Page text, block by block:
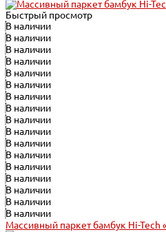
Быстрый просмотр
В наличии
В наличии
В наличии
В наличии
В наличии
В наличии
В наличии
В наличии
В наличии
В наличии
В наличии
В наличии
В наличии
В наличии
В наличии
В наличии
В наличии
Массивный паркет бамбук Hi-